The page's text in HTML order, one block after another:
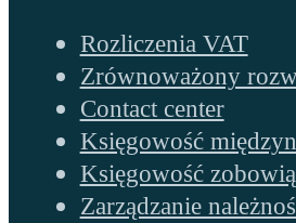
Rozliczenia VAT
Zrównoważony
Contact center
Księgowość
Księgowość
Zarządzanie